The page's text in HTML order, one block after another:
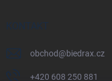
KONTAKT
obchod@biedrax.cz
+420 608 250 881